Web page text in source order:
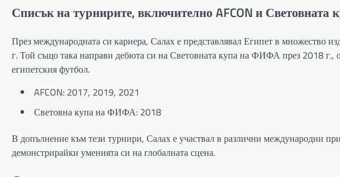
Списък на турнирите, включително AFCON и
През международната си кариера, Салах е представлявал Египет в множество
г. Той също така направи дебюта си на Световната купа на ФИФА през 2018 г.,
египетския футбол.
AFCON: 2017, 2019, 2021
Световна купа на ФИФА: 2018
В допълнение към тези турнири, Салах е участвал в различни международни
демонстрирайки уменията си на глобалната сцена.